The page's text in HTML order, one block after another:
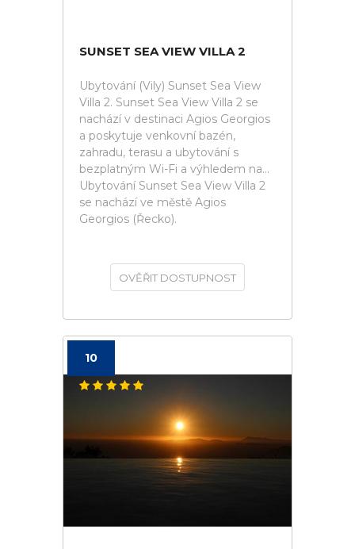
SUNSET SEA VIEW VILLA 2
Ubytování (Vily) Sunset Sea View
Villa 2. Sunset Sea View Villa 2 se
nachází v destinaci Agios Georgios
a poskytuje venkovní bazén,
zahradu, terasu a ubytování s
bezplatným Wi-Fi a výhledem na...
Ubytování Sunset Sea View Villa 2
se nachází ve městě Agios
Georgios (Řecko).
OVĚŘIT DOSTUPNOST
10